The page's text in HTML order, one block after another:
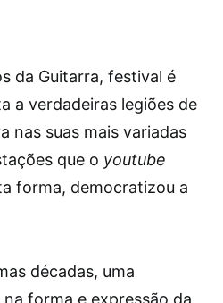
da Guitarra, festival é
a verdadeiras legiões de
nas suas mais variadas
que o youtube
forma, democratizou a
décadas, uma
forma e expressão da